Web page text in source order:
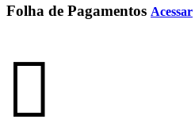
Folha de Pagamentos Acessar